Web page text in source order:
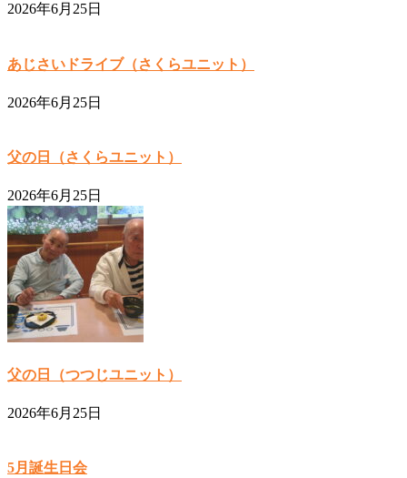
2026年6月25日
あじさいドライブ（さくらユニット）
2026年6月25日
父の日（さくらユニット）
2026年6月25日
父の日（つつじユニット）
2026年6月25日
5月誕生日会